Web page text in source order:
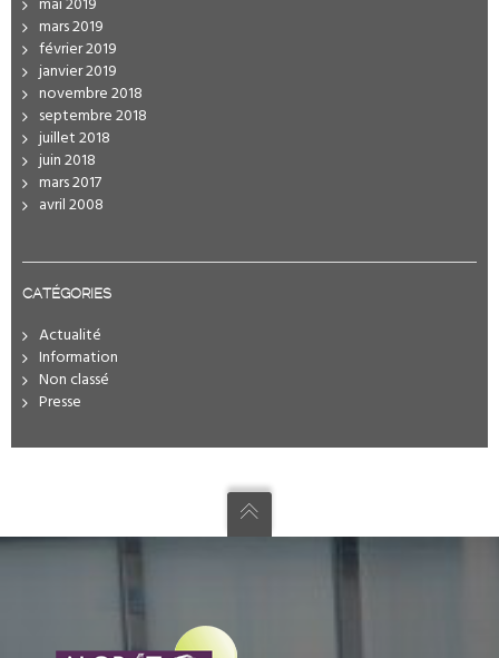
mars 2019
février 2019
janvier 2019
novembre 2018
septembre 2018
juillet 2018
juin 2018
mars 2017
avril 2008
CATÉGORIES
Actualité
Information
Non classé
Presse